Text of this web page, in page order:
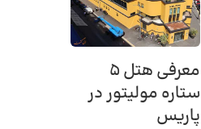
معرفی هتل ۵
ستاره مولیتور در
پاریس